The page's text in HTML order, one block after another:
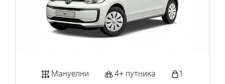
Мануелни 4+ путника 1